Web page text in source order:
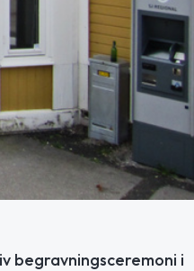
begravningsceremoni i